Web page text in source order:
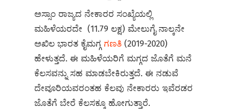
ಅಸ್ಸಾಂ ರಾಜ್ಯದ ನೇಕಾರರ ಸಂಖ್ಯೆಯಲ್ಲಿ
ಮಹಿಳೆಯರದೇ (11.79 ಲಕ್ಷ) ಮೇಲುಗೈ ನಾಲ್ಕನೇ
ಅಖಿಲ ಭಾರತ ಕೈಮಗ್ಗ ಗಣತಿ(2019-2020)
ಹೇಳುತ್ತದೆ. ಈ ಮಹಿಳೆಯರಿಗೆ ಮಗ್ಗದ ಜೊತೆಗೆ ಮನೆ
ಕೆಲಸವನ್ನು ಸಹ ಮಾಡಬೇಕಿರುತ್ತದೆ. ಈ ನಡುವೆ
ದೇವೂರಿಯವರಂತಹ ಕೆಲವು ನೇಕಾರರು ಇವೆರಡರ
ಜೊತೆಗೆ ಬೇರೆ ಕೆಲಸಕ್ಕೂ ಹೋಗುತ್ತಾರೆ.